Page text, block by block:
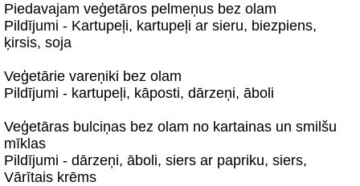
Piedavajam veģetāros pelmeņus bez olam
Pildījumi - Kartupeļi, kartupeļi ar sieru, biezpiens,
ķirsis, soja
Veģetārie vareņiki bez olam
Pildījumi - kartupeļi, kāposti, dārzeņi, āboli
Veģetāras bulciņas bez olam no kartainas un smilšu
mīklas
Pildījumi - dārzeņi, āboli, siers ar papriku, siers,
Vārītais krēms